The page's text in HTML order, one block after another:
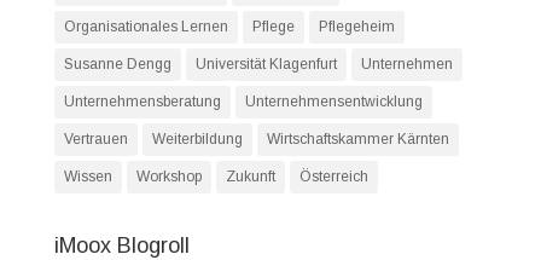
Organisationales Lernen Pflege Pflegeheim
Susanne Dengg Universität Klagenfurt Unternehmen
Unternehmensberatung Unternehmensentwicklung
Vertrauen Weiterbildung Wirtschaftskammer Kärnten
Wissen Workshop Zukunft Österreich
iMoox Blogroll